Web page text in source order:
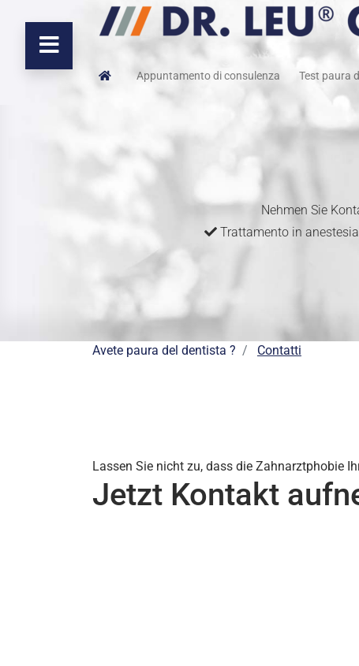
Appuntamento di consulenza Test paura
Nehmen Sie
Trattamento in
Avete paura del dentista ? Contatti
Lassen Sie nicht zu, dass die Zahnarztphobie
Jetzt Kontakt